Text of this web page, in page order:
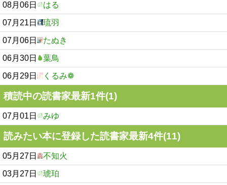
08月06日 はる
07月21日 琉羽
07月06日 たぬき
06月30日 葉鳥
06月29日 くるみ❁
積読中の読書家最新1件(1)
07月01日 みゆ
読みたい本に登録した読書家最新4件(11)
05月27日 不知火
03月27日 琥珀